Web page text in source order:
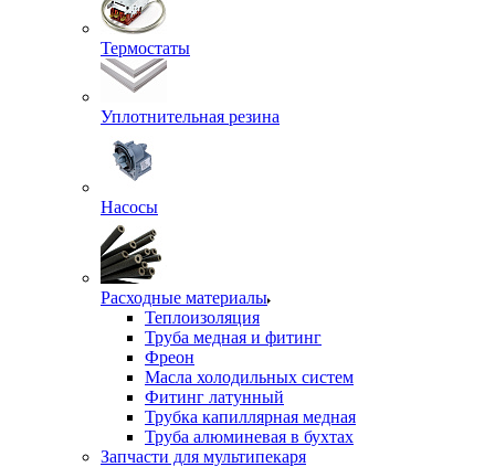
Термостаты
Уплотнительная резина
Насосы
Расходные материалы
Теплоизоляция
Труба медная и фитинг
Фреон
Масла холодильных систем
Фитинг латунный
Трубка капиллярная медная
Труба алюминевая в бухтах
Запчасти для мультипекаря